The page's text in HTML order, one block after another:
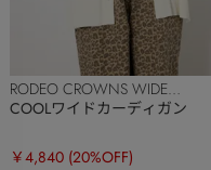
RODEO CROWNS WIDE
BOWL
COOLワイドカーディガン
￥4,840 (20%OFF)